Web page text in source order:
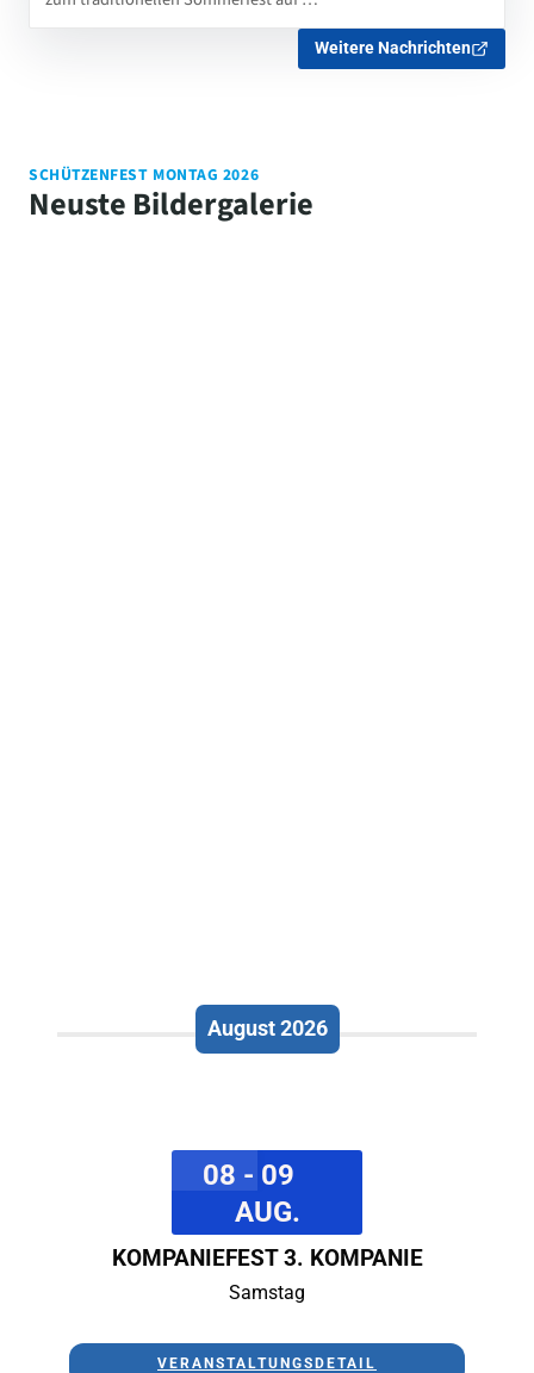
Weitere Nachrichten
SCHÜTZENFEST MONTAG 2026
Neuste Bildergalerie
August 2026
08 - 09
AUG.
KOMPANIEFEST 3. KOMPANIE
Samstag
VERANSTALTUNGSDETAIL